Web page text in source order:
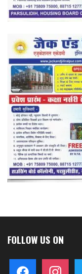
FOLLOW US ON
facebook instagram